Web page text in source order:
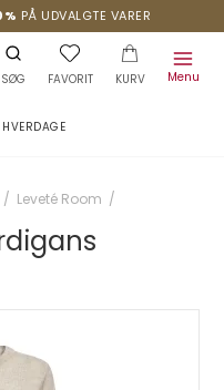
PÅ UDVALGTE VARER
SØG FAVORIT KURV Menu
/ Leveté Room /